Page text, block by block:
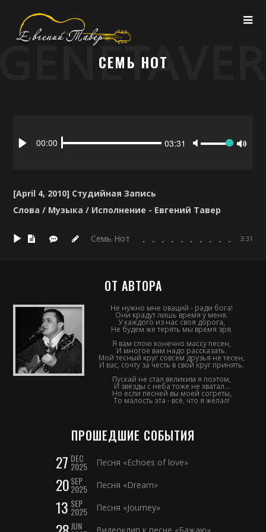
СЕМЬ НОТ
Seek
Current
00:00 Duration
03:31 Volume
[April 4, 2010] Студийная Запись
Слова / Музыка / Исполнение - Евгений Тавер
Семь Нот 3:31
ОТ АВТОРА
Не нужно мне оваций - ради бога!
Они крадут лишь время у меня.
У каждого из нас своя дорога,
Не будем же терять мы время зря.
Я вам спою конечно массу песен,
И многое вам надо рассказать.
Мой тесный круг совсем друзья не тесен,
И вас, сочту за честь в свой круг принять.
Пускай не стал великим я поэтом,
И звёзды с неба тоже не хватал...
Но если песней вы моей согреты,
То малость эта - всё, что я желал!
ПРОШЕДШИЕ СОБЫТИЯ
27 DEC
2025 Песня «Echoes of love»
20SEP
2025 Песня «Dream»
13 SEP
2025 Песня «Journey»
JUN